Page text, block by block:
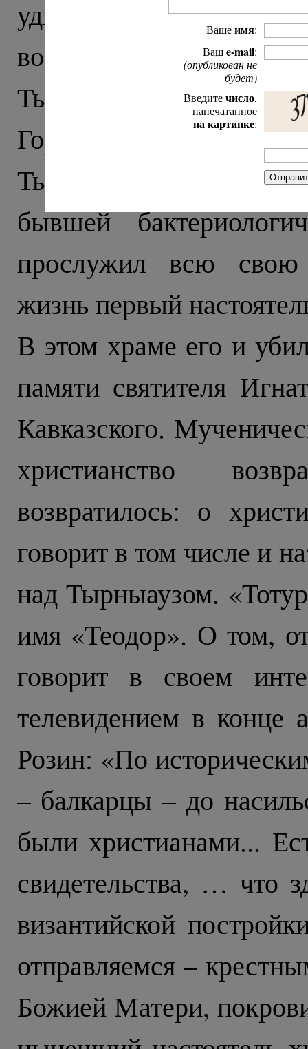
удивляет стрельба
военные с автоматами,
Тырныауза встречает
Город строили в
Тырныаузе храм
бывшей
прослужил всю свою
жизнь первый
В этом храме его и
памяти святителя
Кавказского.
христианство
возвратилось: о
говорит в том числе и
над Тырныаузом.
имя «Теодор». О том,
говорит в своем
телевидением в конце
Розин: «По
– балкарцы – до
были христианами...
свидетельства, … что
византийской
отправляемся –
Божией Матери,
Вашеимя:
Вашe-mail:
(опубликован не
будет)
Введитечисло,
напечатанное
на картинке: